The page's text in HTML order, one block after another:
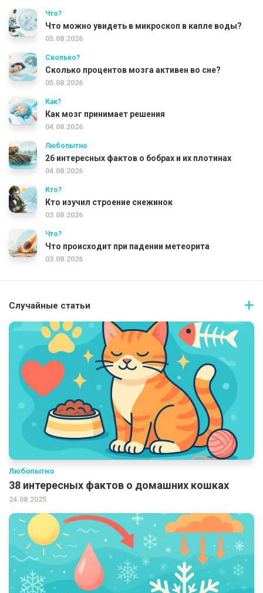
Что?
Что можно увидеть в микроскоп в капле воды?
05.08.2026
Сколько?
Сколько процентов мозга активен во сне?
05.08.2026
Как?
Как мозг принимает решения
04.08.2026
Любопытно
26 интересных фактов о бобрах и их плотинах
04.08.2026
Кто?
Кто изучил строение снежинок
03.08.2026
Что?
Что происходит при падении метеорита
03.08.2026
Случайные статьи
Любопытно
38 интересных фактов о домашних кошках
24.08.2025